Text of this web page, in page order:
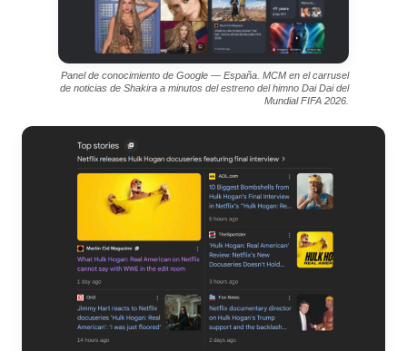
Panel de conocimiento de Google — España. MCM en el carrusel
de noticias de Shakira a minutos del estreno del himno Dai Dai del
Mundial FIFA 2026.